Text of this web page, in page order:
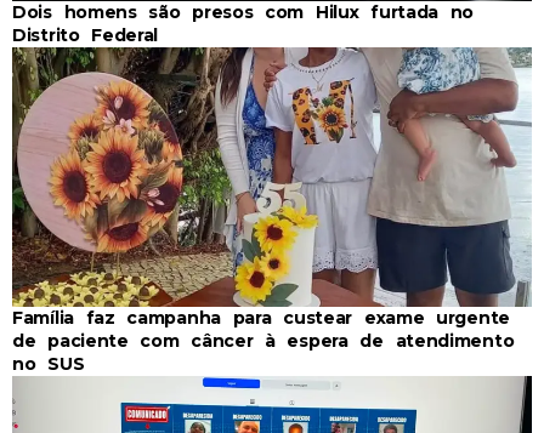
Dois homens são presos com Hilux furtada no
Distrito Federal
Família faz campanha para custear exame urgente
de paciente com câncer à espera de atendimento
no SUS